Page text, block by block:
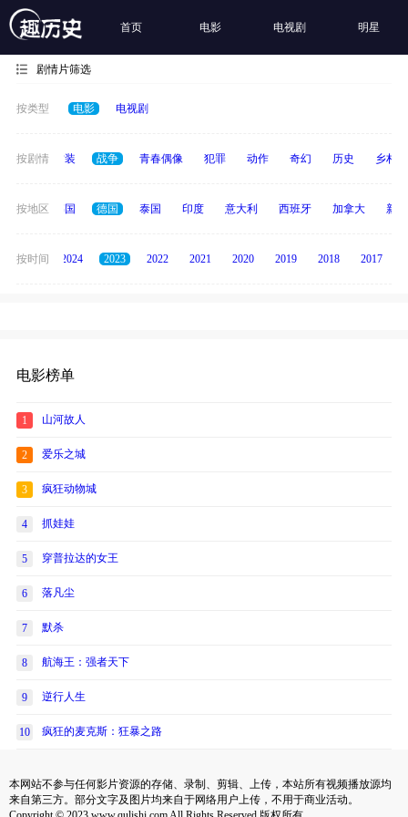
首页 电影 电视剧 明星
剧情片筛选
按类型 电影 电视剧
按剧情
惊悚 古装 战争 青春偶像 犯罪 动作 奇幻 历史 乡村
按地区
日本 韩国 德国 泰国 印度 意大利 西班牙 加拿大 新
按时间
2025 2024 2023 2022 2021 2020 2019 2018 2017
电影榜单
1 山河故人
2 爱乐之城
3 疯狂动物城
4 抓娃娃
5 穿普拉达的女王
6 落凡尘
7 默杀
8 航海王：强者天下
9 逆行人生
10 疯狂的麦克斯：狂暴之路
本网站不参与任何影片资源的存储、录制、剪辑、上传，本站所有视频播放源均
来自第三方。部分文字及图片均来自于网络用户上传，不用于商业活动。